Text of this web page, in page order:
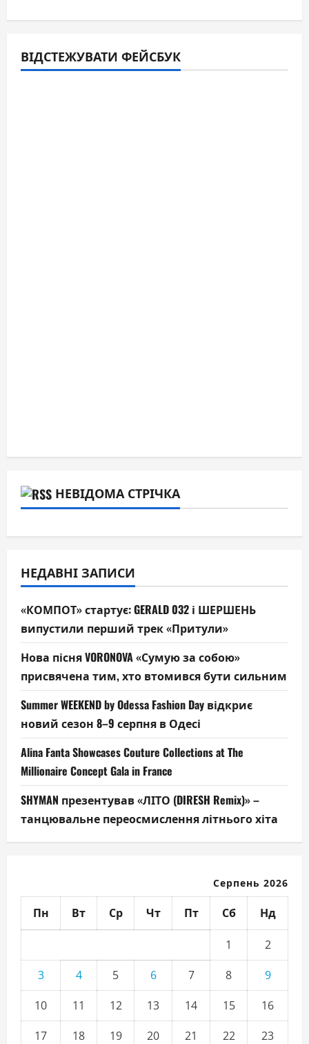
ВІДСТЕЖУВАТИ ФЕЙСБУК
НЕВІДОМА СТРІЧКА
НЕДАВНІ ЗАПИСИ
«КОМПОТ» стартує: GERALD 032 і ШЕРШЕНЬ
випустили перший трек «Притули»
Нова пісня VORONOVA «Сумую за собою»
присвячена тим, хто втомився бути сильним
Summer WEEKEND by Odessa Fashion Day відкриє
новий сезон 8–9 серпня в Одесі
Alina Fanta Showcases Couture Collections at The
Millionaire Concept Gala in France
SHYMAN презентував «ЛІТО (DIRESH Remix)» –
танцювальне переосмислення літнього хіта
Серпень 2026
Пн Вт Ср Чт Пт Сб Нд
1
2
3
4 5 6 7 8
9
10
11 12 13 14 15
16
17
18 19 20 21 22
23